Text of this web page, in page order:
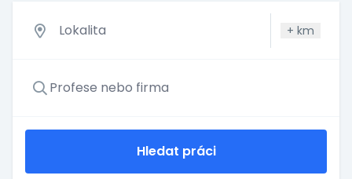
+ km
Hledat práci